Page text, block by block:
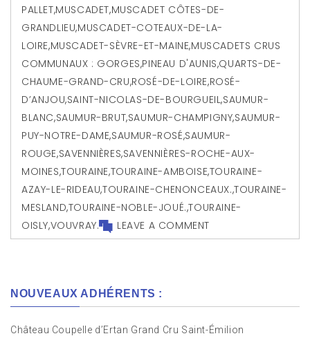
PALLET,MUSCADET,MUSCADET CÔTES-DE-
GRANDLIEU,MUSCADET-COTEAUX-DE-LA-
LOIRE,MUSCADET-SÈVRE-ET-MAINE,MUSCADETS CRUS
COMMUNAUX : GORGES,PINEAU D'AUNIS,QUARTS-DE-
CHAUME-GRAND-CRU,ROSÉ-DE-LOIRE,ROSÉ-
D’ANJOU,SAINT-NICOLAS-DE-BOURGUEIL,SAUMUR-
BLANC,SAUMUR-BRUT,SAUMUR-CHAMPIGNY,SAUMUR-
PUY-NOTRE-DAME,SAUMUR-ROSÉ,SAUMUR-
ROUGE,SAVENNIÈRES,SAVENNIÈRES-ROCHE-AUX-
MOINES,TOURAINE,TOURAINE-AMBOISE,TOURAINE-
AZAY-LE-RIDEAU,TOURAINE-CHENONCEAUX.,TOURAINE-
MESLAND,TOURAINE-NOBLE-JOUÉ.,TOURAINE-
OISLY,VOUVRAY. LEAVE A COMMENT
NOUVEAUX ADHÉRENTS :
Château Coupelle d’Ertan Grand Cru Saint-Émilion